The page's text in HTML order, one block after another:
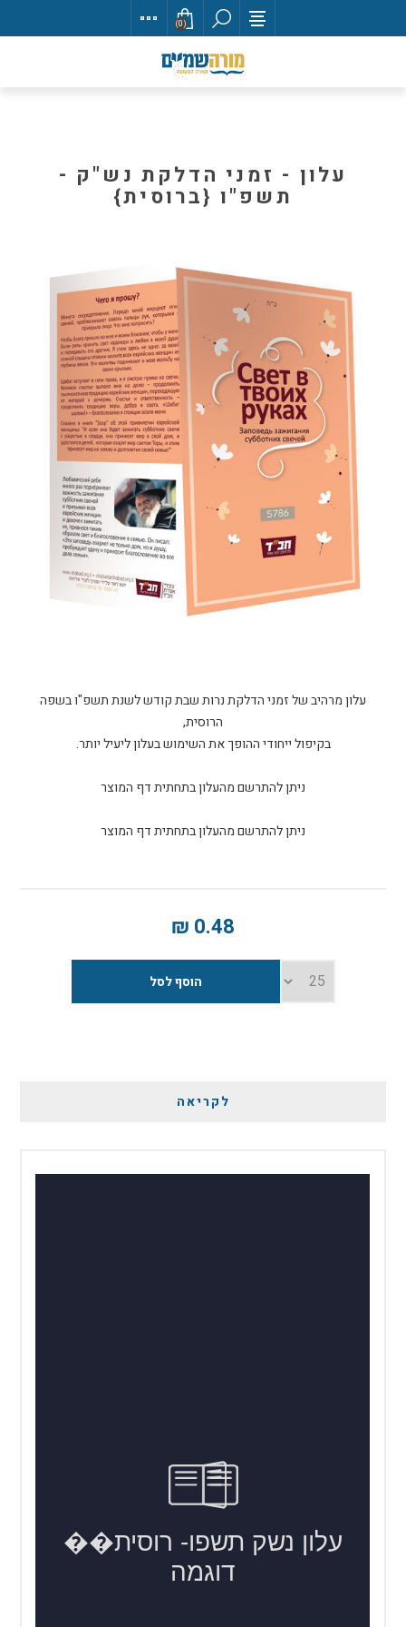
(0)
עלון - זמני הדלקת נש"ק -
תשפ"ו {ברוסית}
עלון מרהיב של זמני הדלקת נרות שבת קודש לשנת תשפ"ו בשפה
ניתן להתרשם מהעלון בתחתית דף המוצר
0.48 ₪
לקריאה